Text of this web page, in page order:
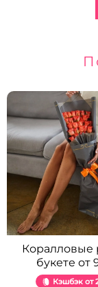
Коралловые
букете от
Кэшбэк